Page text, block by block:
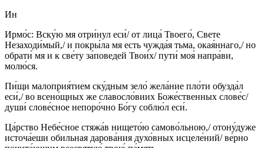
Ин
Ирмо́с: Вску́ю мя отри́нул еси́/ от лица́ Твоего́, Свете
Незаходи́мый,/ и покры́ла мя есть чужда́я тьма, окая́ннаго,/ но
обрати́ мя и к све́ту за́поведей Твои́х/ пути́ моя́ напра́ви,
молю́ся.
Пи́щи малоприя́тием ску́дным зело́ жела́ние пло́ти обузда́л
еси́,/ во всено́щных же славосло́виих Боже́ственных слове́с/
души́ слове́сное непоро́чно Бо́гу соблю́л еси́.
Ца́рство Небе́сное стяжа́в нището́ю самово́льною,/ отону́дуже
источа́еши обильная дарова́ния духо́вных исцеле́ний/ ве́рно